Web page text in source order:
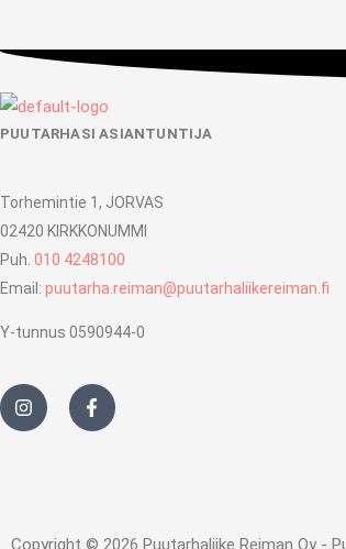
PUUTARHASI ASIANTUNTIJA
Torhemintie 1, JORVAS
02420 KIRKKONUMMI
Puh. 010 4248100
Email: puutarha.reiman@puutarhaliikereiman.fi
Y-tunnus 0590944-0
I
n
s
m
F
a
c
-
Copyright © 2026 Puutarhaliike Reiman Oy -